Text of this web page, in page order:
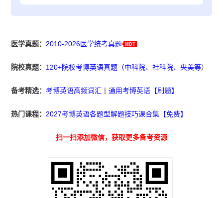
医学真题： 2010-2026医学统考真题
院校真题： 120+院校考博英语真题（中科院、社科院、央美等）
备考精选：考博英语高频词汇 丨通用考博英语【刷题】
热门课程： 2027考博英语各题型解题技巧课合集【免费】
扫一扫添加微信，获取更多备考资源